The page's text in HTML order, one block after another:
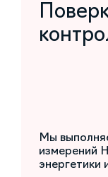
Мы
измерений
энергетики